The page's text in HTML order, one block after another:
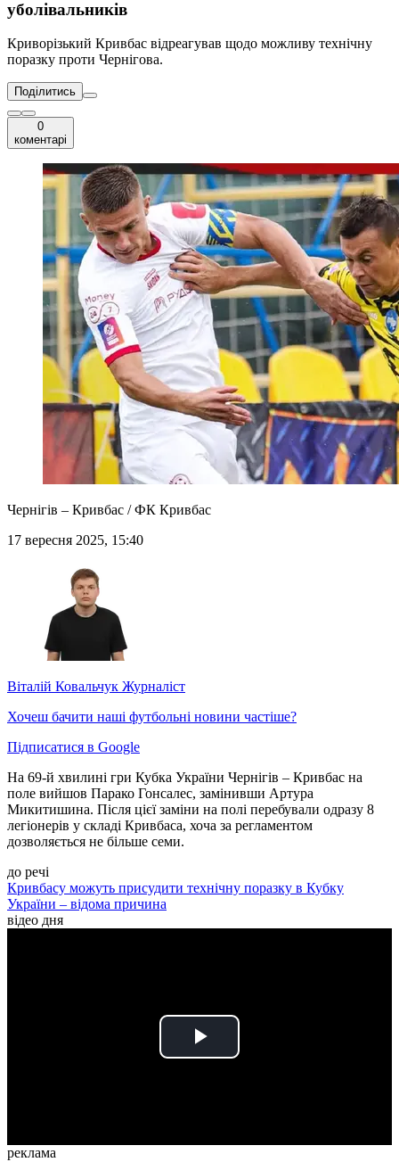
уболівальників
Криворізький Кривбас відреагував щодо можливу технічну
поразку проти Чернігова.
Поділитись
0
коментарі
Чернігів – Кривбас / ФК Кривбас
17 вересня 2025, 15:40
Віталій Ковальчук Журналіст
Хочеш бачити наші футбольні новини частіше?
Підписатися в Google
На 69-й хвилині гри Кубка України Чернігів – Кривбас на
поле вийшов Парако Гонсалес, замінивши Артура
Микитишина. Після цієї заміни на полі перебували одразу 8
легіонерів у складі Кривбаса, хоча за регламентом
дозволяється не більше семи.
до речі
Кривбасу можуть присудити технічну поразку в Кубку
України – відома причина
відео дня
Play
реклама